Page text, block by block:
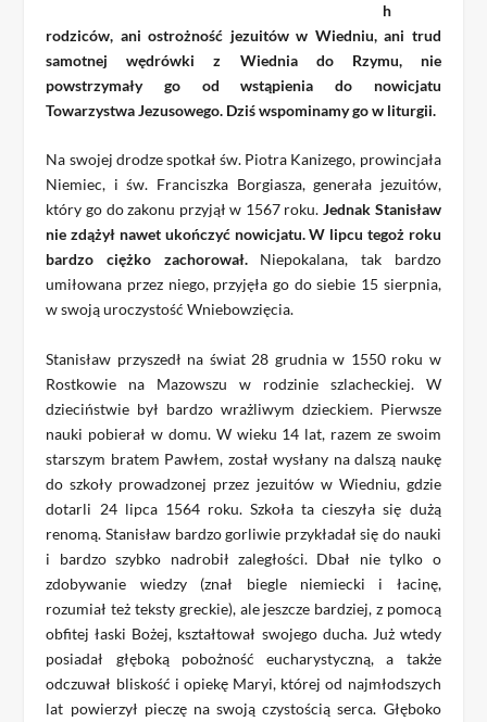
h
rodziców, ani ostrożność jezuitów w Wiedniu, ani trud
samotnej wędrówki z Wiednia do Rzymu, nie
powstrzymały go od wstąpienia do nowicjatu
Towarzystwa Jezusowego. Dziś wspominamy go w liturgii.
Na swojej drodze spotkał św. Piotra Kanizego, prowincjała
Niemiec, i św. Franciszka Borgiasza, generała jezuitów,
który go do zakonu przyjął w 1567 roku.Jednak Stanisław
nie zdążył nawet ukończyć nowicjatu. W lipcu tegoż roku
bardzo ciężko zachorował.Niepokalana, tak bardzo
umiłowana przez niego, przyjęła go do siebie 15 sierpnia,
w swoją uroczystość Wniebowzięcia.
Stanisław przyszedł na świat 28 grudnia w 1550 roku w
Rostkowie na Mazowszu w rodzinie szlacheckiej. W
dzieciństwie był bardzo wrażliwym dzieckiem. Pierwsze
nauki pobierał w domu. W wieku 14 lat, razem ze swoim
starszym bratem Pawłem, został wysłany na dalszą naukę
do szkoły prowadzonej przez jezuitów w Wiedniu, gdzie
dotarli 24 lipca 1564 roku. Szkoła ta cieszyła się dużą
renomą. Stanisław bardzo gorliwie przykładał się do nauki
i bardzo szybko nadrobił zaległości. Dbał nie tylko o
zdobywanie wiedzy (znał biegle niemiecki i łacinę,
rozumiał też teksty greckie), ale jeszcze bardziej, z pomocą
obfitej łaski Bożej, kształtował swojego ducha. Już wtedy
posiadał głęboką pobożność eucharystyczną, a także
odczuwał bliskość i opiekę Maryi, której od najmłodszych
lat powierzył pieczę na swoją czystością serca. Głęboko